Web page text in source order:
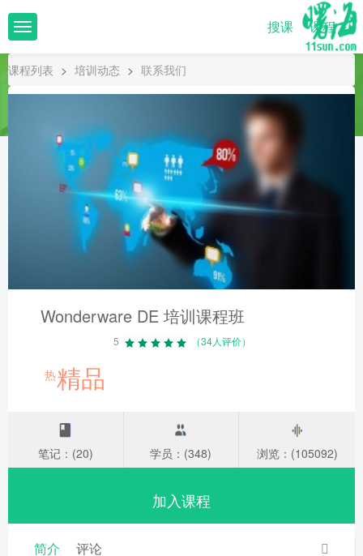
T
o
g
l
搜课 课程
课程列表 > 培训动态 > 联系我们
Wonderware DE 培训课程班
5 （34人评价）
热精品
笔记：(20) 学员：(348) 浏览：(105092)
加入课程
简介 评论